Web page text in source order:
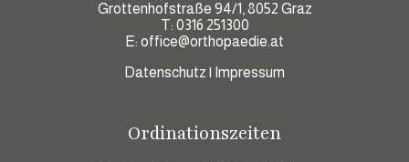
Grottenhofstraße 94/1, 8052 Graz
T: 0316 251300
E: office@orthopaedie.at
Datenschutz | Impressum
Ordinationszeiten